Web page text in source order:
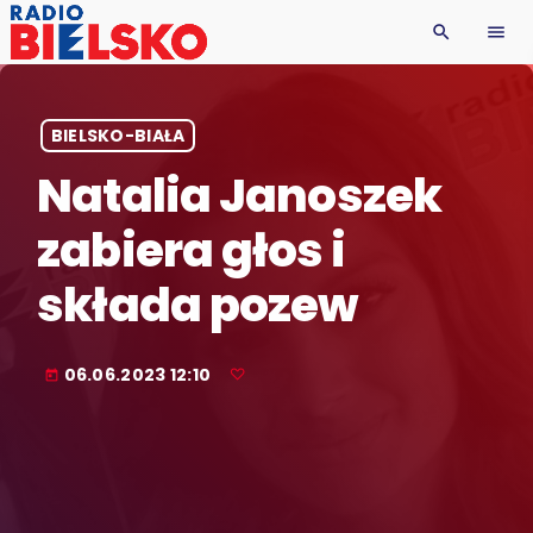
search menu
BIELSKO-BIAŁA
Natalia Janoszek
zabiera głos i
składa pozew
today 06.06.2023 12:10